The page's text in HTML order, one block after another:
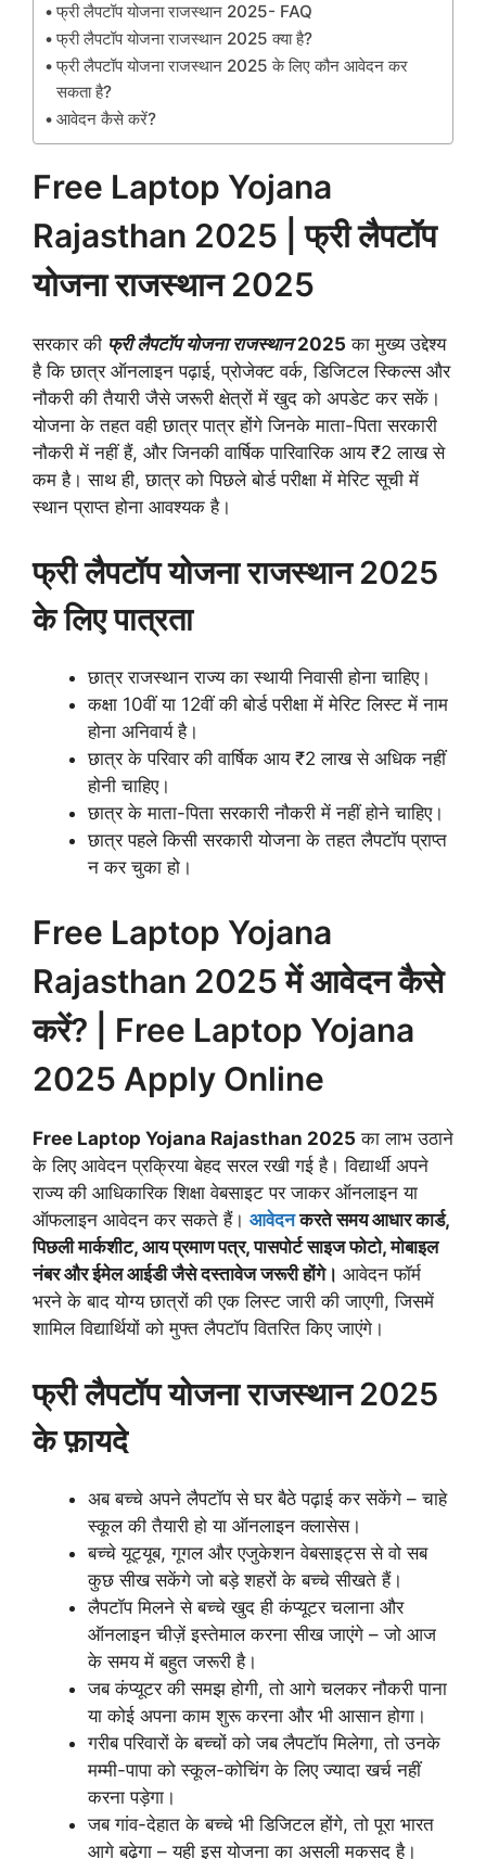
फ्री लैपटॉप योजना राजस्थान 2025- FAQ
फ्री लैपटॉप योजना राजस्थान 2025 क्या है?
फ्री लैपटॉप योजना राजस्थान 2025 के लिए कौन आवेदन कर
सकता है?
आवेदन कैसे करें?
Free Laptop Yojana
Rajasthan 2025 | फ्री लैपटॉप
योजना राजस्थान 2025
सरकार की फ्री लैपटॉप योजना राजस्थान2025 का मुख्य उद्देश्य
है कि छात्र ऑनलाइन पढ़ाई, प्रोजेक्ट वर्क, डिजिटल स्किल्स और
नौकरी की तैयारी जैसे जरूरी क्षेत्रों में खुद को अपडेट कर सकें।
योजना के तहत वही छात्र पात्र होंगे जिनके माता-पिता सरकारी
नौकरी में नहीं हैं, और जिनकी वार्षिक पारिवारिक आय ₹2 लाख से
कम है। साथ ही, छात्र को पिछले बोर्ड परीक्षा में मेरिट सूची में
स्थान प्राप्त होना आवश्यक है।
फ्री लैपटॉप योजना राजस्थान 2025
के लिए पात्रता
छात्र राजस्थान राज्य का स्थायी निवासी होना चाहिए।
कक्षा 10वीं या 12वीं की बोर्ड परीक्षा में मेरिट लिस्ट में नाम
होना अनिवार्य है।
छात्र के परिवार की वार्षिक आय ₹2 लाख से अधिक नहीं
होनी चाहिए।
छात्र के माता-पिता सरकारी नौकरी में नहीं होने चाहिए।
छात्र पहले किसी सरकारी योजना के तहत लैपटॉप प्राप्त
न कर चुका हो।
Free Laptop Yojana
Rajasthan 2025 में आवेदन कैसे
करें? | Free Laptop Yojana
2025 Apply Online
Free Laptop Yojana Rajasthan 2025 का लाभ उठाने
के लिए आवेदन प्रक्रिया बेहद सरल रखी गई है। विद्यार्थी अपने
राज्य की आधिकारिक शिक्षा वेबसाइट पर जाकर ऑनलाइन या
ऑफलाइन आवेदन कर सकते हैं। आवेदनकरते समय आधार कार्ड,
पिछली मार्कशीट, आय प्रमाण पत्र, पासपोर्ट साइज फोटो, मोबाइल
नंबर और ईमेल आईडी जैसे दस्तावेज जरूरी होंगे। आवेदन फॉर्म
भरने के बाद योग्य छात्रों की एक लिस्ट जारी की जाएगी, जिसमें
शामिल विद्यार्थियों को मुफ्त लैपटॉप वितरित किए जाएंगे।
फ्री लैपटॉप योजना राजस्थान 2025
के फ़ायदे
अब बच्चे अपने लैपटॉप से घर बैठे पढ़ाई कर सकेंगे – चाहे
स्कूल की तैयारी हो या ऑनलाइन क्लासेस।
बच्चे यूट्यूब, गूगल और एजुकेशन वेबसाइट्स से वो सब
कुछ सीख सकेंगे जो बड़े शहरों के बच्चे सीखते हैं।
लैपटॉप मिलने से बच्चे खुद ही कंप्यूटर चलाना और
ऑनलाइन चीज़ें इस्तेमाल करना सीख जाएंगे – जो आज
के समय में बहुत जरूरी है।
जब कंप्यूटर की समझ होगी, तो आगे चलकर नौकरी पाना
या कोई अपना काम शुरू करना और भी आसान होगा।
गरीब परिवारों के बच्चों को जब लैपटॉप मिलेगा, तो उनके
मम्मी-पापा को स्कूल-कोचिंग के लिए ज्यादा खर्च नहीं
करना पड़ेगा।
जब गांव-देहात के बच्चे भी डिजिटल होंगे, तो पूरा भारत
आगे बढ़ेगा – यही इस योजना का असली मकसद है।